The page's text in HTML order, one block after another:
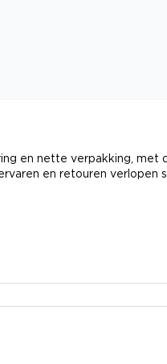
en nette verpakking,
en retouren